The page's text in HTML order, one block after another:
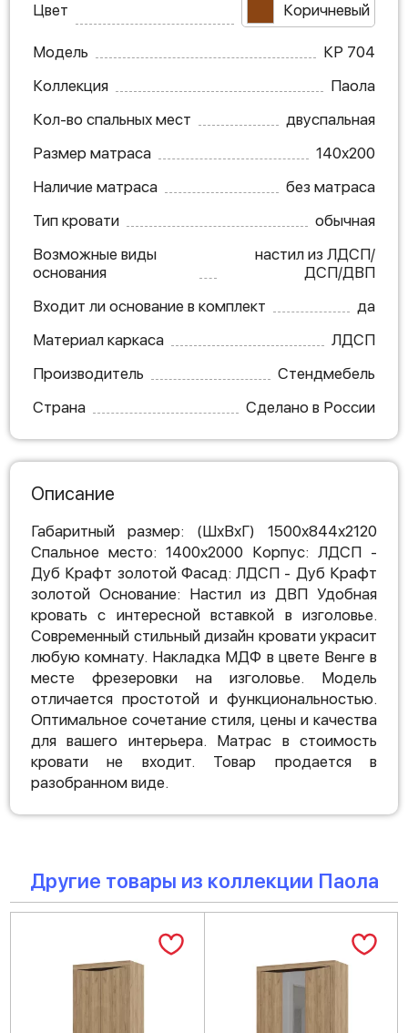
Цвет Коричневый
Модель
КР 704
Коллекция
Паола
Кол-во спальных мест
двуспальная
Размер матраса
140х200
Наличие матраса
без матраса
Тип кровати
обычная
Возможные виды
основания
настил из ЛДСП/
ДСП/ДВП
Входит ли основание в комплект
да
Материал каркаса
ЛДСП
Производитель
Стендмебель
Страна
Сделано в России
Описание
Габаритный размер: (ШхВхГ) 1500х844х2120
Спальное место: 1400х2000 Корпус: ЛДСП -
Дуб Крафт золотой Фасад: ЛДСП - Дуб Крафт
золотой Основание: Настил из ДВП Удобная
кровать с интересной вставкой в изголовье.
Современный стильный дизайн кровати украсит
любую комнату. Накладка МДФ в цвете Венге в
месте фрезеровки на изголовье. Модель
отличается простотой и функциональностью.
Оптимальное сочетание стиля, цены и качества
для вашего интерьера. Матрас в стоимость
кровати не входит. Товар продается в
разобранном виде.
Другие товары из коллекции Паола